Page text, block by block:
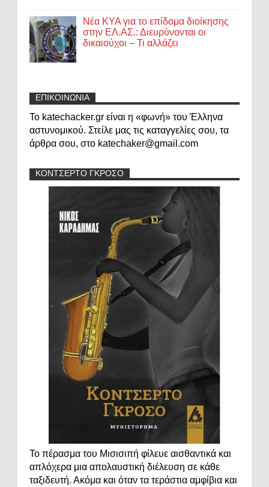
Νέα ΚΥΑ για το επίδομα διοίκησης
στην ΕΛ.ΑΣ.: Διευρύνονται οι
δικαιούχοι – Τι αλλάζει
ΕΠΙΚΟΙΝΩΝΙΑ
Το katechacker.gr είναι η «φωνή» του Έλληνα
αστυνομικού. Στείλε μας τις καταγγελίες σου, τα
άρθρα σου, στο katechaker@gmail.com
ΚΟΝΤΣΕΡΤΟ ΓΚΡΟΣΟ
Το πέρασμα του Μισισιπή φίλευε αισθαντικά και
απλόχερα μια απολαυστική διέλευση σε κάθε
ταξιδευτή. Ακόμα και όταν τα τεράστια αμφίβια και